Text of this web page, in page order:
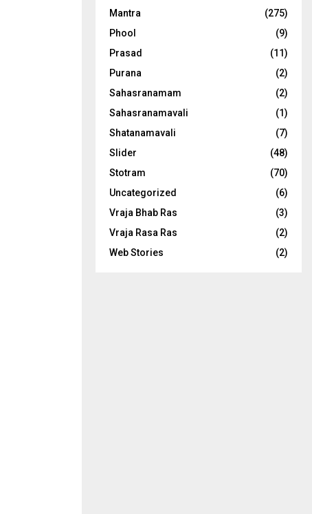
Mantra
(275)
Phool
(9)
Prasad
(11)
Purana
(2)
Sahasranamam
(2)
Sahasranamavali
(1)
Shatanamavali
(7)
Slider
(48)
Stotram
(70)
Uncategorized
(6)
Vraja Bhab Ras
(3)
Vraja Rasa Ras
(2)
Web Stories
(2)